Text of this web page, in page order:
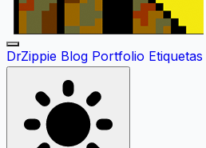
DrZippie Blog Portfolio Etiquetas